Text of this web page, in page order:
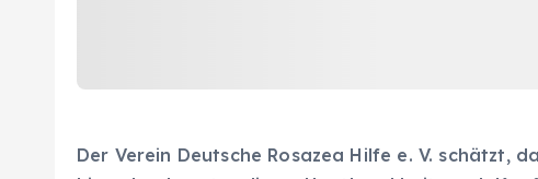
Der Verein Deutsche Rosazea Hilfe e. V. schätzt,